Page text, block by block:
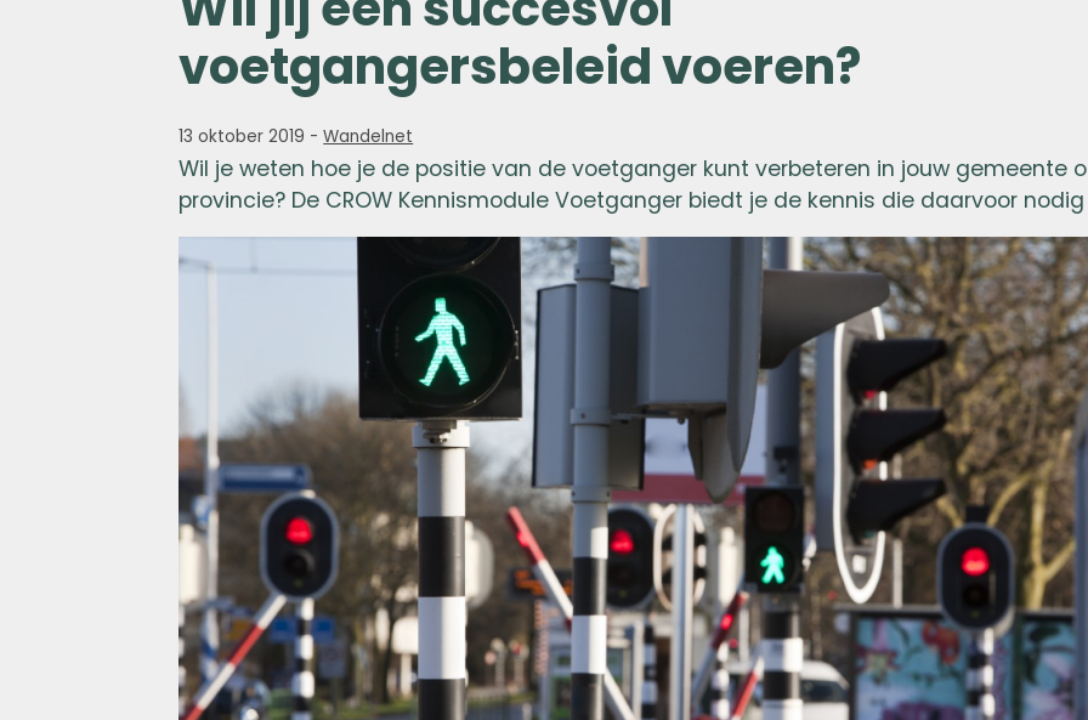
voetgangersbeleid voeren?
13 oktober 2019 -Wandelnet
Wil je weten hoe je de positie van de voetganger kunt verbeteren in jouw gemeente
provincie? De CROW Kennismodule Voetganger biedt je de kennis die daarvoor nodig